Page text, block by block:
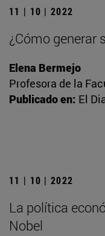
11 | 10 | 2022
¿Cómo generar
Elena Bermejo
Profesora de la
Publicado en: El
11 | 10 | 2022
La política
Nobel